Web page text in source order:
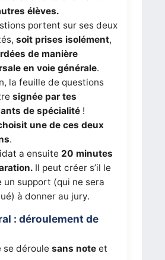
élèves.
portent sur ses deux
soit prises isolément,
de manière
en voie générale.
la feuille de questions
signée par tes
de spécialité!
une de ces deux
.
a ensuite 20 minutes
Il peut créer s’il le
un support (qui ne sera
à donner au jury.
: déroulement de
se déroule sans noteet